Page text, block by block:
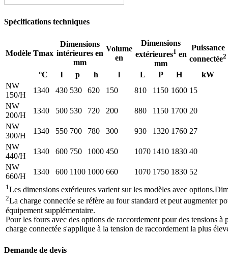
Spécifications techniques
Modèle Tmax
Dimensions
intérieures en
mm
Volume
en
Dimensions
extérieures1 en
mm
Puissance
connectée2
°C l p h l L P H
kW
NW
150/H
1340 430 530 620 150 810 1150 1600 15
NW
200/H
1340 500 530 720 200 880 1150 1700 20
NW
300/H
1340 550 700 780 300 930 1320 1760 27
NW
440/H
1340 600 750 1000 450 1070 1410 1830 40
NW
660/H
1340 600 1100 1000 660 1070 1750 1830 52
1Les dimensions extérieures varient sur les modèles avec
2La charge connectée se réfère au four standard et peut augmenter
équipement supplémentaire.
Pour les fours avec des options de raccordement pour des tensions à
charge connectée s'applique à la tension de raccordement la plus
Demande de devis